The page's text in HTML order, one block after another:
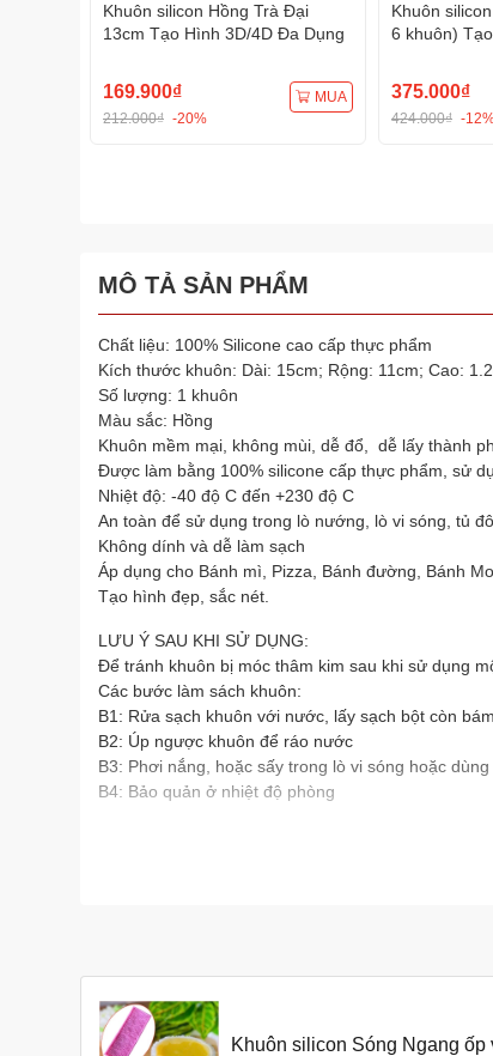
Khuôn silicon Hồng Trà Đại
13cm Tạo Hình 3D/4D Đa Dụng
169.900₫
212.000₫ -20%
MUA
Khuôn
6 khuôn)
375.000₫
424.000₫ -
MÔ TẢ SẢN PHẨM
Chất liệu: 100% Silicone cao cấp thực phẩm
Kích thước khuôn: Dài: 15cm; Rộng: 11cm; Cao:
Số lượng: 1 khuôn
Màu sắc: Hồng
Khuôn mềm mại, không mùi, dễ đổ, dễ lấy thành
Được làm bằng 100% silicone cấp thực phẩm, sử
Nhiệt độ: -40 độ C đến +230 độ C
An toàn để sử dụng trong lò nướng, lò vi sóng, tủ
Không dính và dễ làm sạch
Áp dụng cho Bánh mì, Pizza, Bánh đường, Bánh
Tạo hình đẹp, sắc nét.
LƯU Ý SAU KHI SỬ DỤNG:
Để tránh khuôn bị móc thâm kim sau khi sử dụng
Các bước làm sách khuôn:
B1: Rửa sạch khuôn với nước, lấy sạch bột còn
B2: Úp ngược khuôn để ráo nước
B3: Phơi nắng, hoặc sấy trong lò vi sóng hoặc
B4: Bảo quản ở nhiệt độ phòng
Khuôn silicon Sóng Ngang